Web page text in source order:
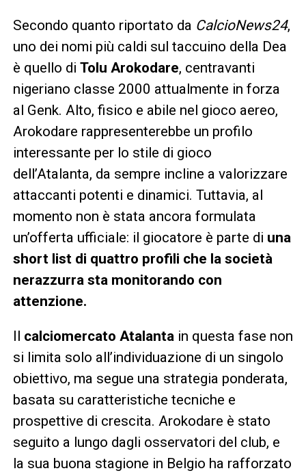
Secondo quanto riportato da CalcioNews24,
uno dei nomi più caldi sul taccuino della Dea
è quello di Tolu Arokodare, centravanti
nigeriano classe 2000 attualmente in forza
al Genk. Alto, fisico e abile nel gioco aereo,
Arokodare rappresenterebbe un profilo
interessante per lo stile di gioco
dell’Atalanta, da sempre incline a valorizzare
attaccanti potenti e dinamici. Tuttavia, al
momento non è stata ancora formulata
un’offerta ufficiale: il giocatore è parte di una
short list di quattro profili che la società
nerazzurra sta monitorando con
attenzione.
calciomercato Atalantain questa fase non
si limita solo all’individuazione di un singolo
obiettivo, ma segue una strategia ponderata,
basata su caratteristiche tecniche e
prospettive di crescita. Arokodare è stato
seguito a lungo dagli osservatori del club, e
la sua buona stagione in Belgio ha rafforzato